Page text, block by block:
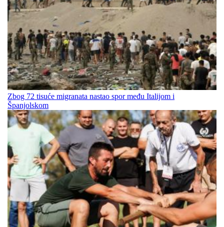
Zbog 72 tisuće migranata nastao spor među Italijom i
Španjolskom